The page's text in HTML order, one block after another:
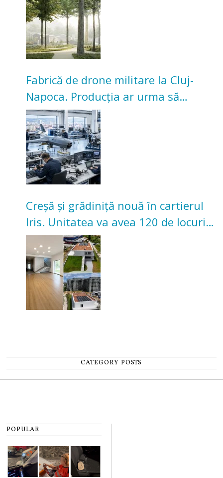
Universitarilor
Fabrică de drone militare la Cluj-
Napoca. Producția ar urma să
înceapă în toamna acestui an
Creșă și grădiniță nouă în cartierul
Iris. Unitatea va avea 120 de locuri
pentru copii
CATEGORY POSTS
POPULAR